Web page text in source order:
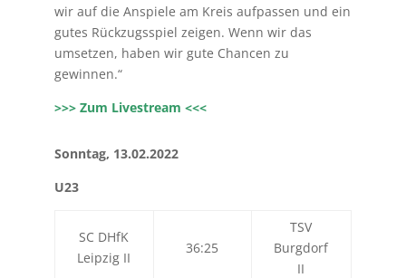
wir auf die Anspiele am Kreis aufpassen und ein
gutes Rückzugsspiel zeigen. Wenn wir das
umsetzen, haben wir gute Chancen zu
gewinnen.“
>>> Zum Livestream <<<
Sonntag, 13.02.2022
U23
SC DHfK
Leipzig II
36:25
TSV
Burgdorf
II